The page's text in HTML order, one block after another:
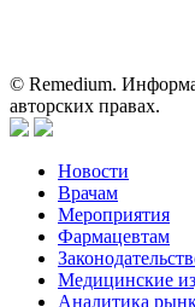
© Remedium.
авторских правах.
Новости
Врачам
Мероприятия
Фармацевтам
Медицинские
Аналитика